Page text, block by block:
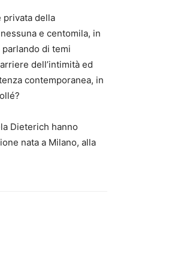
privata della
e centomila, in
di temi
dell’intimità ed
contemporanea, in
Dieterich hanno
nata a Milano, alla